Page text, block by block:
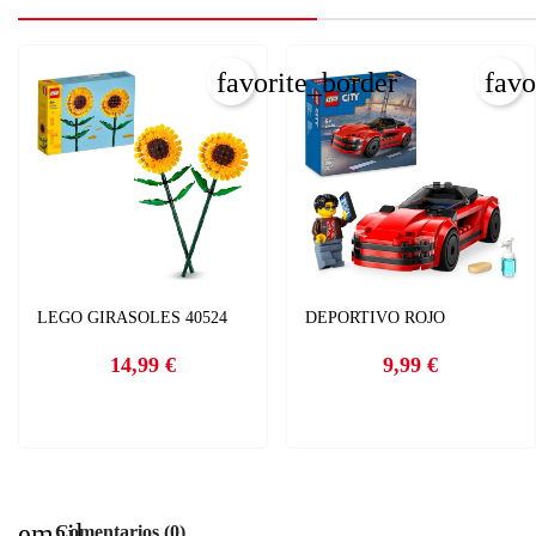
LEGO GIRASOLES 40524
Precio
14,99 €
favorite_border
DEPORTIVO ROJO
Precio
9,99 €
Comentarios (0)